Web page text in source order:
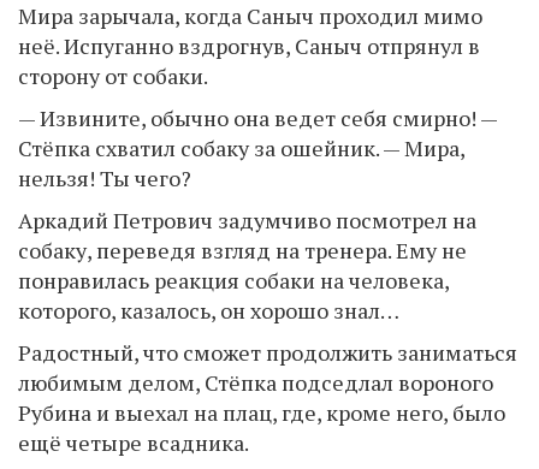
Мира зарычала, когда Саныч проходил мимо
неё. Испуганно вздрогнув, Саныч отпрянул в
сторону от собаки.
— Извините, обычно она ведет себя смирно! —
Стёпка схватил собаку за ошейник. — Мира,
нельзя! Ты чего?
Аркадий Петрович задумчиво посмотрел на
собаку, переведя взгляд на тренера. Ему не
понравилась реакция собаки на человека,
которого, казалось, он хорошо знал…
Радостный, что сможет продолжить заниматься
любимым делом, Стёпка подседлал вороного
Рубина и выехал на плац, где, кроме него, было
ещё четыре всадника.